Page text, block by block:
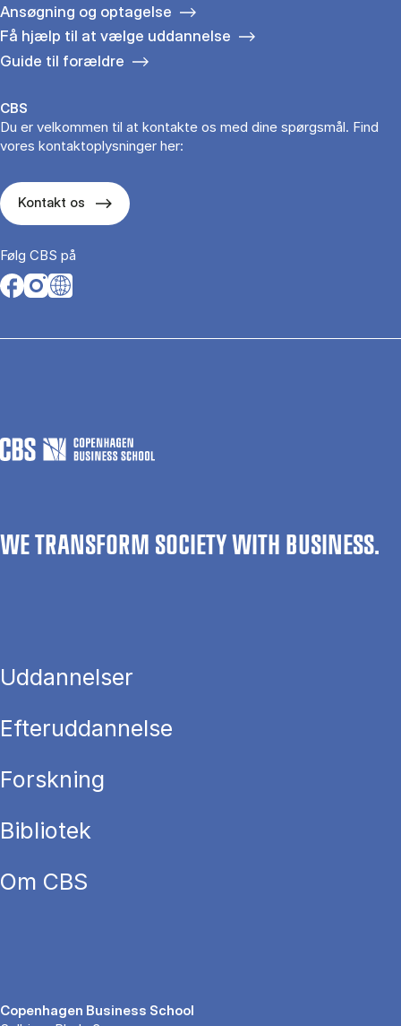
Ansøgning og optagelse
Få hjælp til at vælge uddannelse
Guide til forældre
CBS
Du er velkommen til at kontakte os med dine spørgsmål. Find
vores kontaktoplysninger her:
Kontakt os
Følg CBS på
Opens in a new tab
Opens in a new tab
Opens in a new tab
WE TRANSFORM SOCIETY WITH BUSINESS.
Uddannelser
Efteruddannelse
Forskning
Bibliotek
Om CBS
Copenhagen Business School